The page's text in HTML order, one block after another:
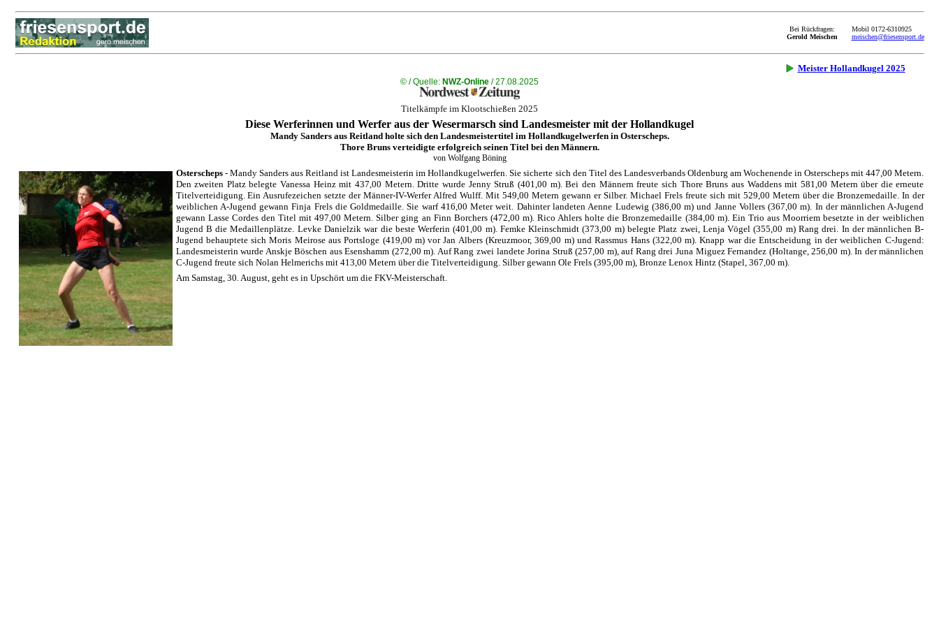
Bei Rückfragen:
Gerold Meischen
Mobil 0172-6310925
meischen@friesensport.de
Meister Hollandkugel 2025
© / Quelle: NWZ-Online / 27.08.2025
Titelkämpfe im Klootschießen 2025
Diese Werferinnen und Werfer aus der Wesermarsch sind Landesmeister mit der Hollandkugel
Mandy Sanders aus Reitland holte sich den Landesmeistertitel im Hollandkugelwerfen in Osterscheps.
Thore Bruns verteidigte erfolgreich seinen Titel bei den Männern.
von Wolfgang Böning
Osterscheps- Mandy Sanders aus Reitland ist Landesmeisterin im Hollandkugelwerfen. Sie sicherte sich den Titel des Landesverbands Oldenburg am Wochenende in Osterscheps mit 447,00 Metern.
Den zweiten Platz belegte Vanessa Heinz mit 437,00 Metern. Dritte wurde Jenny Struß (401,00 m). Bei den Männern freute sich Thore Bruns aus Waddens mit 581,00 Metern über die erneute
Titelverteidigung. Ein Ausrufezeichen setzte der Männer-IV-Werfer Alfred Wulff. Mit 549,00 Metern gewann er Silber. Michael Frels freute sich mit 529,00 Metern über die Bronzemedaille. In der
weiblichen A-Jugend gewann Finja Frels die Goldmedaille. Sie warf 416,00 Meter weit. Dahinter landeten Aenne Ludewig (386,00 m) und Janne Vollers (367,00 m). In der männlichen A-Jugend
gewann Lasse Cordes den Titel mit 497,00 Metern. Silber ging an Finn Borchers (472,00 m). Rico Ahlers holte die Bronzemedaille (384,00 m). Ein Trio aus Moorriem besetzte in der weiblichen
Jugend B die Medaillenplätze. Levke Danielzik war die beste Werferin (401,00 m). Femke Kleinschmidt (373,00 m) belegte Platz zwei, Lenja Vögel (355,00 m) Rang drei. In der männlichen B-
Jugend behauptete sich Moris Meirose aus Portsloge (419,00 m) vor Jan Albers (Kreuzmoor, 369,00 m) und Rassmus Hans (322,00 m). Knapp war die Entscheidung in der weiblichen C-Jugend:
Landesmeisterin wurde Anskje Böschen aus Esenshamm (272,00 m). Auf Rang zwei landete Jorina Struß (257,00 m), auf Rang drei Juna Miguez Fernandez (Holtange, 256,00 m). In der männlichen
C-Jugend freute sich Nolan Helmerichs mit 413,00 Metern über die Titelverteidigung. Silber gewann Ole Frels (395,00 m), Bronze Lenox Hintz (Stapel, 367,00 m).
Am Samstag, 30. August, geht es in Upschört um die FKV-Meisterschaft.